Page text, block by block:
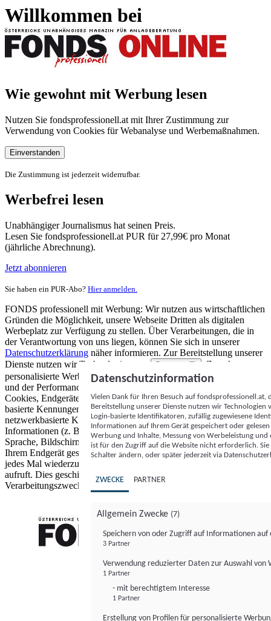
Willkommen bei
Wie gewohnt mit Werbung lesen
Nutzen Sie fondsprofessionell.at mit Ihrer Zustimmung zur
Verwendung von Cookies für Webanalyse und Werbemaßnahmen.
Einverstanden
Die Zustimmung ist jederzeit widerrufbar.
Werbefrei lesen
Unabhängiger Journalismus hat seinen Preis.
Lesen Sie fondsprofessionell.at PUR für 27,99€ pro Monat
(jährliche Abrechnung).
Jetzt abonnieren
Sie haben ein PUR-Abo? Hier anmelden.
FONDS professionell mit Werbung: Wir nutzen aus wirtschaftlichen
Gründen die Möglichkeit, unsere Webseite Dritten als digitalen
Werbeplatz zur Verfügung zu stellen. Über Verarbeitungen, die in
der Verantwortung von uns liegen, können Sie sich in unserer
Datenschutzerklärung näher informieren. Zur Bereitstellung unserer
Dienste nutzen wir Technologien von
Partnern (5)
. Zwecke:
personalisierte Werbung und Inhalte, Messung von Werbeleistung
und der Performance von Inhalten sowie Zielgruppenforschung.
Cookies, Endgeräte- oder ähnliche Online-Kennungen (z. B. login-
basierte Kennungen, zufällig generierte Kennungen,
netzwerkbasierte Kennungen) können zusammen mit anderen
Informationen (z. B. Browsertyp und Browserinformationen,
Sprache, Bildschirmgröße, unterstützte Technologien usw.) auf
Ihrem Endgerät gespeichert oder von dort ausgelesen werden, um es
jedes Mal wiederzuerkennen, wenn es eine App oder einer Webseite
aufruft. Dies geschieht für einen oder mehrere der hier aufgeführten
Verarbeitungszwecke.
Datenschutzinformation
Vielen Dank für Ihren Besuch auf
Bereitstellung unserer Dienste nutzen wir Technologien
Login-basierte Identifikatoren, zufällig zugewiesene
Informationen auf Ihrem Gerät gespeichert oder
Werbung und Inhalte, Messung von Werbeleistung
ist für den Zugriff auf die Website nicht erforderlich.
Schalter ändern, oder später jederzeit via
ZWECKE PARTNER
Allgemein Zwecke (7)
Speichern von oder Zugriff auf Informationen auf
3 Partner
Verwendung reduzierter Daten zur Auswahl von
1 Partner
- mit berechtigtem Interesse
1 Partner
Erstellung von Profilen für personalisierte
FONDS professionell